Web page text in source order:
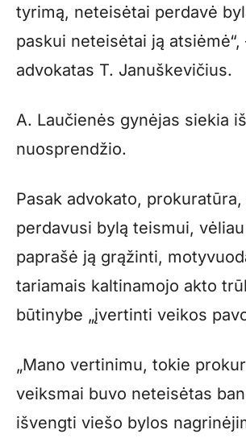
tyrimą, neteisėtai perdavė
paskui neteisėtai ją atsiėmė“,
advokatas T. Januškevičius.
A. Laučienės gynėjas siekia
nuosprendžio.
Pasak advokato, prokuratūra,
perdavusi bylą teismui,
paprašė ją grąžinti,
tariamais kaltinamojo akto
būtinybe „įvertinti veikos
„Mano vertinimu, tokie
veiksmai buvo neteisėtas
išvengti viešo bylos